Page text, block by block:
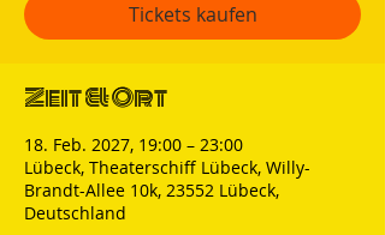
Tickets kaufen
Zeit & Ort
18. Feb. 2027, 19:00 – 23:00
Lübeck, Theaterschiff Lübeck, Willy-
Brandt-Allee 10k, 23552 Lübeck,
Deutschland